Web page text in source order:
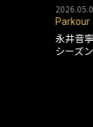
Parkour
永井音
シーズ